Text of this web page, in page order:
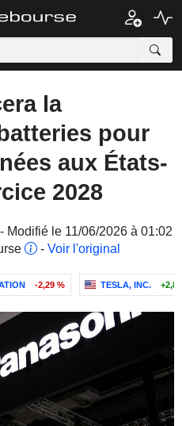
la
pour
aux États-
2028
Modifié le 11/06/2026 à 01:02
- Voir l'original
-2,29 % TESLA, INC.